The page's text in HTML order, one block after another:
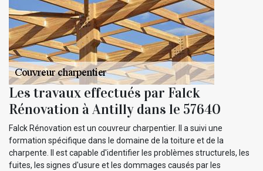
Les travaux effectués par Falck
Rénovation à Antilly dans le 57640
Falck Rénovation est un couvreur charpentier. Il a suivi une
formation spécifique dans le domaine de la toiture et de la
charpente. Il est capable d'identifier les problèmes structurels, les
fuites, les signes d'usure et les dommages causés par les